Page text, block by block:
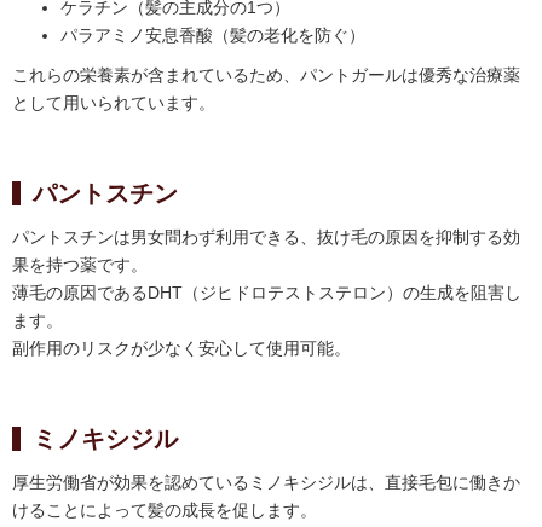
ケラチン（髪の主成分の1つ）
パラアミノ安息香酸（髪の老化を防ぐ）
これらの栄養素が含まれているため、パントガールは優秀な治療薬
として用いられています。
パントスチン
パントスチンは男女問わず利用できる、抜け毛の原因を抑制する効
果を持つ薬です。
薄毛の原因であるDHT（ジヒドロテストステロン）の生成を阻害し
ます。
副作用のリスクが少なく安心して使用可能。
ミノキシジル
厚生労働省が効果を認めているミノキシジルは、直接毛包に働きか
けることによって髪の成長を促します。